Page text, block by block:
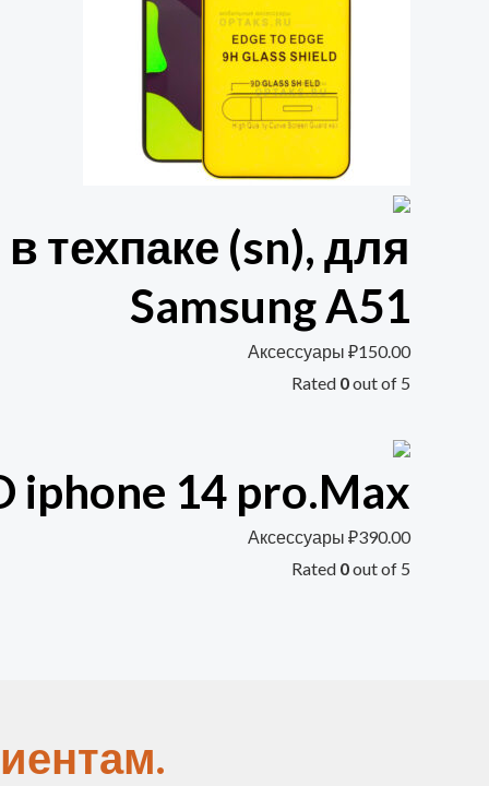
техпаке (sn), для
Samsung A51
Аксессуары ₽150.00
Rated 0out of 5
iphone 14 pro.Max
Аксессуары ₽390.00
Rated 0out of 5